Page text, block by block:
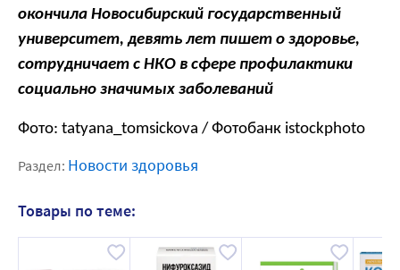
окончила Новосибирский государственный
университет, девять лет пишет о здоровье,
сотрудничает с НКО в сфере профилактики
социально значимых заболеваний
Фото: tatyana_tomsickova / Фотобанк istockphoto
Раздел: Новости здоровья
Товары по теме: